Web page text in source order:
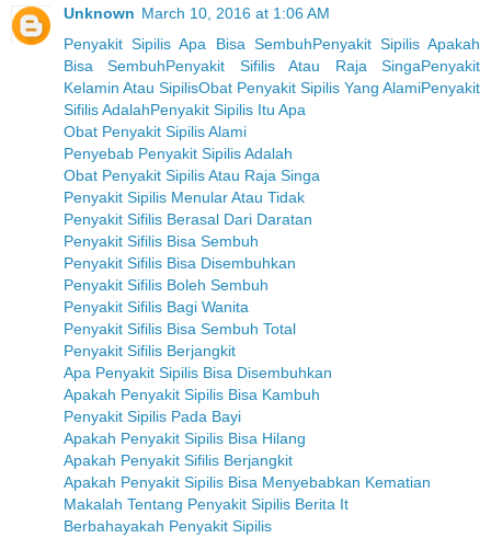
Unknown March 10, 2016 at 1:06 AM
Penyakit Sipilis Apa Bisa SembuhPenyakit Sipilis Apakah
Bisa SembuhPenyakit Sifilis Atau Raja SingaPenyakit
Kelamin Atau SipilisObat Penyakit Sipilis Yang AlamiPenyakit
Sifilis AdalahPenyakit Sipilis Itu Apa
Obat Penyakit Sipilis Alami
Penyebab Penyakit Sipilis Adalah
Obat Penyakit Sipilis Atau Raja Singa
Penyakit Sipilis Menular Atau Tidak
Penyakit Sifilis Berasal Dari Daratan
Penyakit Sifilis Bisa Sembuh
Penyakit Sifilis Bisa Disembuhkan
Penyakit Sifilis Boleh Sembuh
Penyakit Sifilis Bagi Wanita
Penyakit Sifilis Bisa Sembuh Total
Penyakit Sifilis Berjangkit
Apa Penyakit Sipilis Bisa Disembuhkan
Apakah Penyakit Sipilis Bisa Kambuh
Penyakit Sipilis Pada Bayi
Apakah Penyakit Sipilis Bisa Hilang
Apakah Penyakit Sifilis Berjangkit
Apakah Penyakit Sipilis Bisa Menyebabkan Kematian
Makalah Tentang Penyakit Sipilis Berita It
Berbahayakah Penyakit Sipilis